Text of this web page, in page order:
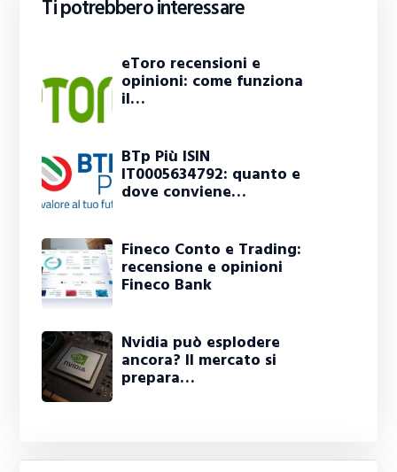
Ti potrebbero interessare
eToro recensioni e
opinioni: come funziona
il…
BTp Più ISIN
IT0005634792: quanto e
dove conviene…
Fineco Conto e Trading:
recensione e opinioni
Fineco Bank
Nvidia può esplodere
ancora? Il mercato si
prepara…